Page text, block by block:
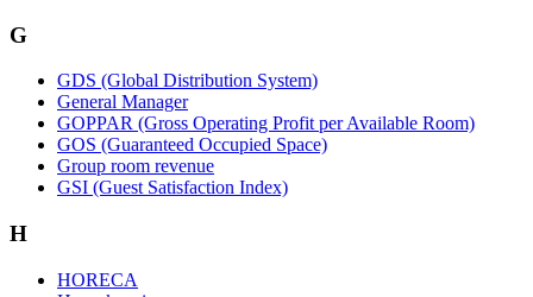
G
GDS (Global Distribution System)
General Manager
GOPPAR (Gross Operating Profit per Available Room)
GOS (Guaranteed Occupied Space)
Group room revenue
GSI (Guest Satisfaction Index)
H
HORECA